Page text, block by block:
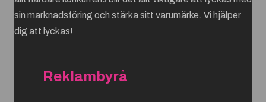
Reklambyrå